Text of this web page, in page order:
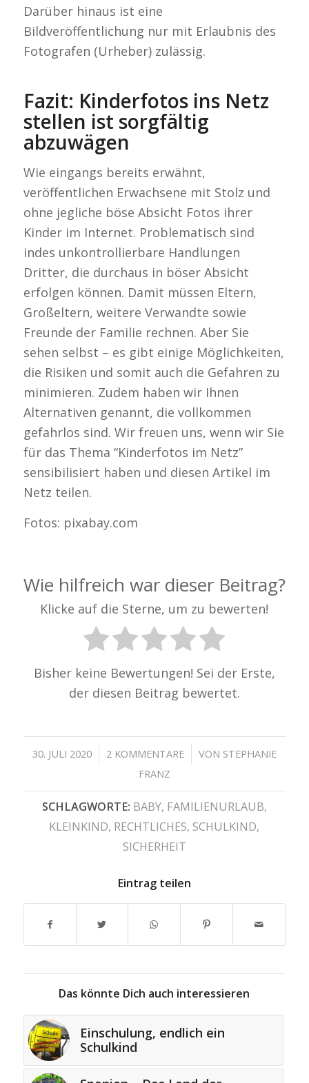
Darüber hinaus ist eine
Bildveröffentlichung nur mit Erlaubnis des
Fotografen (Urheber) zulässig.
Fazit: Kinderfotos ins Netz
stellen ist sorgfältig
abzuwägen
Wie eingangs bereits erwähnt,
veröffentlichen Erwachsene mit Stolz und
ohne jegliche böse Absicht Fotos ihrer
Kinder im Internet. Problematisch sind
indes unkontrollierbare Handlungen
Dritter, die durchaus in böser Absicht
erfolgen können. Damit müssen Eltern,
Großeltern, weitere Verwandte sowie
Freunde der Familie rechnen. Aber Sie
sehen selbst – es gibt einige Möglichkeiten,
die Risiken und somit auch die Gefahren zu
minimieren. Zudem haben wir Ihnen
Alternativen genannt, die vollkommen
gefahrlos sind. Wir freuen uns, wenn wir Sie
für das Thema “Kinderfotos im Netz”
sensibilisiert haben und diesen Artikel im
Netz teilen.
Fotos: pixabay.com
Wie hilfreich war dieser Beitrag?
Klicke auf die Sterne, um zu bewerten!
Bisher keine Bewertungen! Sei der Erste,
der diesen Beitrag bewertet.
30. JULI 2020
/ 2 KOMMENTARE
/ VON STEPHANIE
FRANZ
SCHLAGWORTE: BABY, FAMILIENURLAUB,
KLEINKIND, RECHTLICHES, SCHULKIND,
SICHERHEIT
Eintrag teilen
Das könnte Dich auch interessieren
Einschulung, endlich ein
Schulkind